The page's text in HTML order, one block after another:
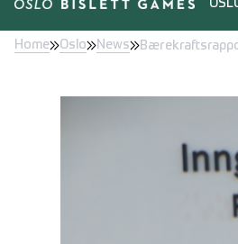
Home Oslo News